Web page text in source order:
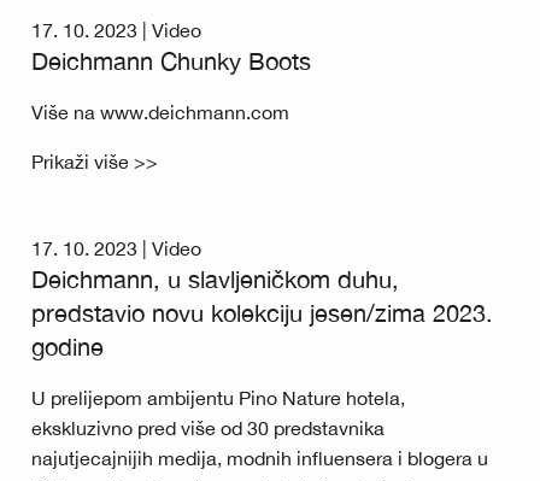
17. 10. 2023 | Video
Deichmann Chunky Boots
Više na www.deichmann.com
Prikaži više >>
17. 10. 2023 | Video
Deichmann, u slavljeničkom duhu,
predstavio novu kolekciju jesen/zima 2023.
godine
U prelijepom ambijentu Pino Nature hotela,
ekskluzivno pred više od 30 predstavnika
najutjecajnijih medija, modnih influensera i blogera u